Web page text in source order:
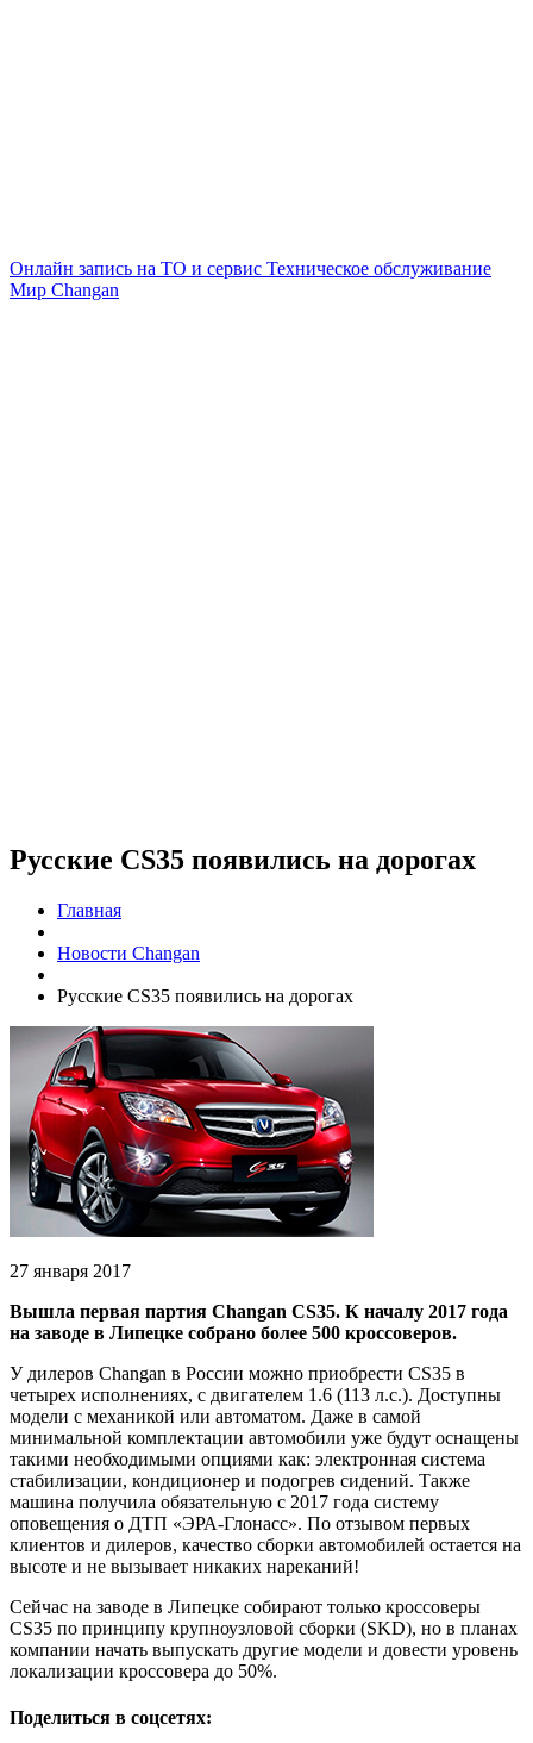
Онлайн запись на ТО и сервис Техническое обслуживание
Мир Changan
Русские CS35 появились на дорогах
Главная
Новости Changan
Русские CS35 появились на дорогах
27 января 2017
Вышла первая партия Changan CS35. К началу 2017 года
на заводе в Липецке собрано более 500 кроссоверов.
У дилеров Changan в России можно приобрести CS35 в
четырех исполнениях, с двигателем 1.6 (113 л.с.). Доступны
модели с механикой или автоматом. Даже в самой
минимальной комплектации автомобили уже будут оснащены
такими необходимыми опциями как: электронная система
стабилизации, кондиционер и подогрев сидений. Также
машина получила обязательную с 2017 года систему
оповещения о ДТП «ЭРА-Глонасс». По отзывом первых
клиентов и дилеров, качество сборки автомобилей остается на
высоте и не вызывает никаких нареканий!
Сейчас на заводе в Липецке собирают только кроссоверы
CS35 по принципу крупноузловой сборки (SKD), но в планах
компании начать выпускать другие модели и довести уровень
локализации кроссовера до 50%.
Поделиться в соцсетях: